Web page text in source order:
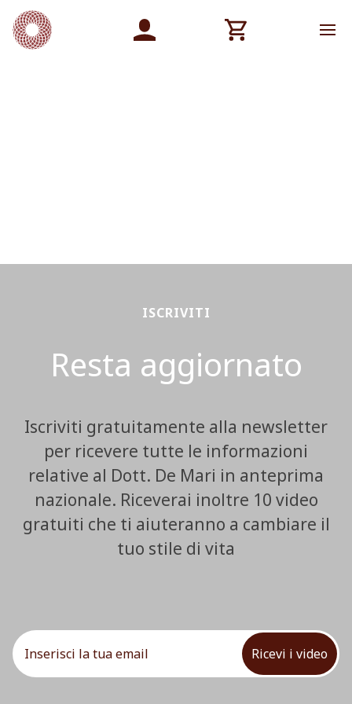
ISCRIVITI
Resta aggiornato
Iscriviti gratuitamente alla newsletter
per ricevere tutte le informazioni
relative al Dott. De Mari in anteprima
nazionale. Riceverai inoltre 10 video
gratuiti che ti aiuteranno a cambiare il
tuo stile di vita
Ricevi i video